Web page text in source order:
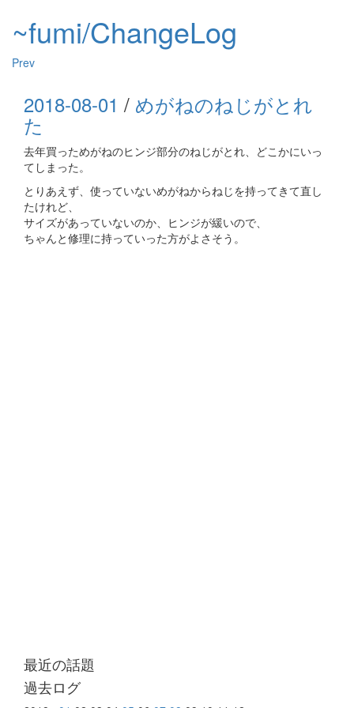
~fumi/ChangeLog
Prev
2018-08-01 / めがねのねじがとれ
た
去年買っためがねのヒンジ部分のねじがとれ、どこかにいっ
てしまった。
とりあえず、使っていないめがねからねじを持ってきて直し
たけれど、
サイズがあっていないのか、ヒンジが緩いので、
ちゃんと修理に持っていった方がよさそう。
最近の話題
過去ログ